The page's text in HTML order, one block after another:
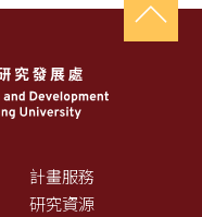
計畫服務
研究資源